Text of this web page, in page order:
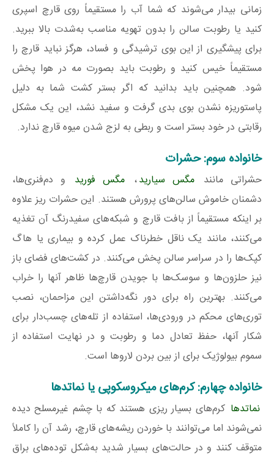
زمانی بیدار می‌شوند که شما آب را مستقیماً روی قارچ اسپری
کنید یا رطوبت سالن را بدون تهویه مناسب به‌شدت بالا ببرید.
برای پیشگیری از این بوی ترشیدگی و فساد، هرگز نباید قارچ را
مستقیماً خیس کنید و رطوبت باید بصورت مه در هوا پخش
شود. همچنین باید بدانید که اگر بستر کشت شما به دلیل
پاستوریزه نشدن بوی بدی گرفت و سفید نشد، این یک مشکل
رقابتی در خود بستر است و ربطی به لزج شدن میوه قارچ ندارد.
خانواده سوم: حشرات
حشراتی مانند مگس‌ سیارید، مگس‌ فورید
و دم‌فنری‌ها،
دشمنان خاموش سالن‌های پرورش هستند. این حشرات ریز علاوه
بر اینکه مستقیماً از بافت قارچ و شبکه‌های سفید‌رنگ آن تغذیه
می‌کنند، مانند یک ناقل خطرناک عمل کرده و بیماری یا هاگ
کپک‌ها را در سراسر سالن پخش می‌کنند. در کشت‌های فضای باز
نیز حلزون‌ها و سوسک‌ها با جویدن قارچ‌ها ظاهر آنها را خراب
می‌کنند. بهترین راه برای دور نگه‌داشتن این مزاحمان، نصب
توری‌های محکم در ورودی‌ها، استفاده از تله‌های چسب‌دار برای
شکار آنها، حفظ تعادل دما و رطوبت و در نهایت استفاده از
سموم بیولوژیک برای از بین بردن لاروها است.
خانواده چهارم: کرم‌های میکروسکوپی یا نماتدها
نماتدها کرم‌های بسیار ریزی هستند که با چشم غیرمسلح دیده
نمی‌شوند اما می‌توانند با خوردن ریشه‌های قارچ، رشد آن را کاملاً
متوقف کنند و در حالت‌های بسیار شدید به‌شکل توده‌های براق